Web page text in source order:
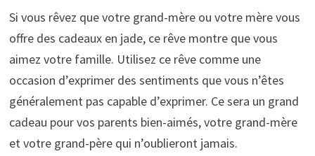
Si vous rêvez que votre grand-mère ou votre mère vous
offre des cadeaux en jade, ce rêve montre que vous
aimez votre famille. Utilisez ce rêve comme une
occasion d’exprimer des sentiments que vous n’êtes
généralement pas capable d’exprimer. Ce sera un grand
cadeau pour vos parents bien-aimés, votre grand-mère
et votre grand-père qui n’oublieront jamais.